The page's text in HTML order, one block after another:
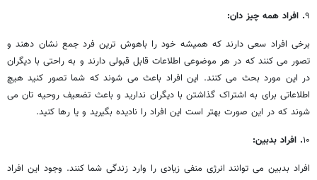
۹. افراد همه چیز دان:
برخی افراد سعی دارند که همیشه خود را باهوش ترین فرد جمع نشان دهند و
تصور می ‎کنند که در هر موضوعی اطلاعات قابل قبولی دارند و به راحتی با دیگران
در این مورد بحث می ‎کنند. این افراد باعث می ‎شوند که شما تصور کنید هیچ
اطلاعاتی برای به اشتراک گذاشتن با دیگران ندارید و باعث تضعیف روحیه تان می
۱۰. افراد بدبین:
افراد بدبین می ‎توانند انرژی منفی زیادی را وارد زندگی شما کنند. وجود این افراد